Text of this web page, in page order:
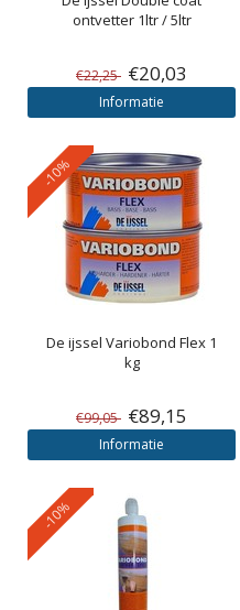
ontvetter 1ltr / 5ltr
€22,25 €20,03
Informatie
-10%
De ijssel Variobond Flex 1
kg
€99,05 €89,15
Informatie
-10%